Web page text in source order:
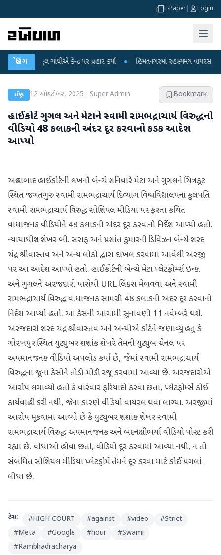
E-Paper Login
બ્રેકિંગ
રાહુલ ગાંધીએ કેન્દ્ર પર પ્રહાર કર્યા ● હિંમતનગરમાં રહસ્યમય વાયરસ કે ચાંદીપુરા?
રાષ્ટ્રીય 12 ઑક્ટોબર, 2025 Super Admin Bookmark
હાઈકોર્ટે ગુગલ અને મેટાને સ્વામી રામભદ્રાચાર્ય વિરુદ્ધનો
વીડિયો 48 કલાકની અંદર દૂર કરવાનો કડક આદેશ
આપ્યો
અલ્હાબાદ હાઈકોર્ટની લખનૌ બેન્ચે શનિવારે મેટા અને ગુગલને ચિત્રકૂટ
સ્થિત જગતગુરુ સ્વામી રામભદ્રાચાર્ય દિવ્યાંગ વિશ્વવિદ્યાલયના કુલપતિ
સ્વામી રામભદ્રાચાર્ય વિરુદ્ધ સોશિયલ મીડિયા પર ફરતા કથિત
વાંધાજનક વીડિયોને 48 કલાકની અંદર દૂર કરવાનો નિર્દેશ આપ્યો હતો.
ન્યાયાધીશ શેખર બી. સરાફ અને પ્રશાંત કુમારની ડિવિઝન બેન્ચે શરદ
ચંદ્ર શ્રીવાસ્તવ અને અન્ય લોકો દ્વારા દાખલ કરવામાં આવેલી અરજી
પર આ આદેશ આપ્યો હતો. હાઈકોર્ટની બેન્ચે મેટા પ્લેટફોર્મ્સ ઇન્ક.
અને ગુગલને અરજદારો પાસેથી URL લિંક્સ મેળવવા અને સ્વામી
રામભદ્રાચાર્ય વિરુદ્ધ વાંધાજનક સામગ્રી 48 કલાકની અંદર દૂર કરવાનો
નિર્દેશ આપ્યો હતો. આ કેસની આગામી સુનાવણી 11 નવેમ્બરે થશે.
અરજદારો શરદ ચંદ્ર શ્રીવાસ્તવ અને અન્યોએ કોર્ટને જણાવ્યું હતું કે
ગોરખપુર સ્થિત યુટ્યુબર શશાંક શેખરે તેમની યુટ્યુબ ચેનલ પર
અપમાનજનક વીડિયો અપલોડ કર્યા છે, જેમાં સ્વામી રામભદ્રાચાર્ય
વિરુદ્ધના જૂના કેસોને તોડી-મોડી રજૂ કરવામાં આવ્યા છે. અરજદારોએ
આરોપ લગાવ્યો હતો કે વારંવાર ફરિયાદો કરવા છતાં, પ્લેટફોર્મ્સે કોઈ
કાર્યવાહી કરી નથી, જેના કારણે વીડિયો વાયરલ થવા લાગ્યા. અરજીમાં
આરોપ મૂકવામાં આવ્યો છે કે યુટ્યુબર શશાંક શેખર સ્વામી
રામભદ્રાચાર્ય વિરુદ્ધ અપમાનજનક અને બદનક્ષીભર્યા વીડિયો પોસ્ટ કરી
રહ્યા છે. વાંધાઓ હોવા છતાં, વીડિયો દૂર કરવામાં આવ્યા નથી, ન તો
સંબંધિત સોશિયલ મીડિયા પ્લેટફોર્મે તેમને દૂર કરવા માટે કોઈ પગલાં
લીધા છે.
ટેગ્સ: #HIGH COURT #against #video #Strict
#Meta #Google #hour #Swami
#Rambhadracharya